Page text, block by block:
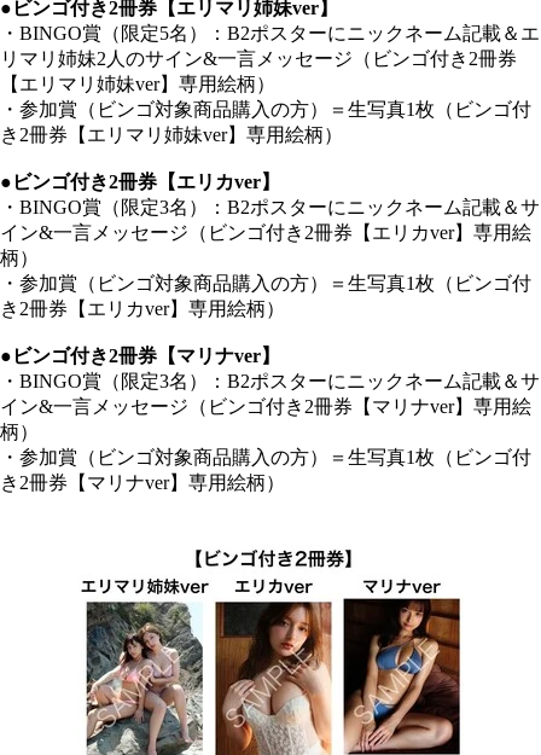
●ビンゴ付き2冊券【エリマリ姉妹ver】
・BINGO賞（限定5名）：B2ポスターにニックネーム記載＆エ
リマリ姉妹2人のサイン&一言メッセージ（ビンゴ付き2冊券
【エリマリ姉妹ver】専用絵柄）
・参加賞（ビンゴ対象商品購入の方）＝生写真1枚（ビンゴ付
き2冊券【エリマリ姉妹ver】専用絵柄）
●ビンゴ付き2冊券【エリカver】
・BINGO賞（限定3名）：B2ポスターにニックネーム記載＆サ
イン&一言メッセージ（ビンゴ付き2冊券【エリカver】専用絵
柄）
・参加賞（ビンゴ対象商品購入の方）＝生写真1枚（ビンゴ付
き2冊券【エリカver】専用絵柄）
●ビンゴ付き2冊券【マリナver】
・BINGO賞（限定3名）：B2ポスターにニックネーム記載＆サ
イン&一言メッセージ（ビンゴ付き2冊券【マリナver】専用絵
柄）
・参加賞（ビンゴ対象商品購入の方）＝生写真1枚（ビンゴ付
き2冊券【マリナver】専用絵柄）